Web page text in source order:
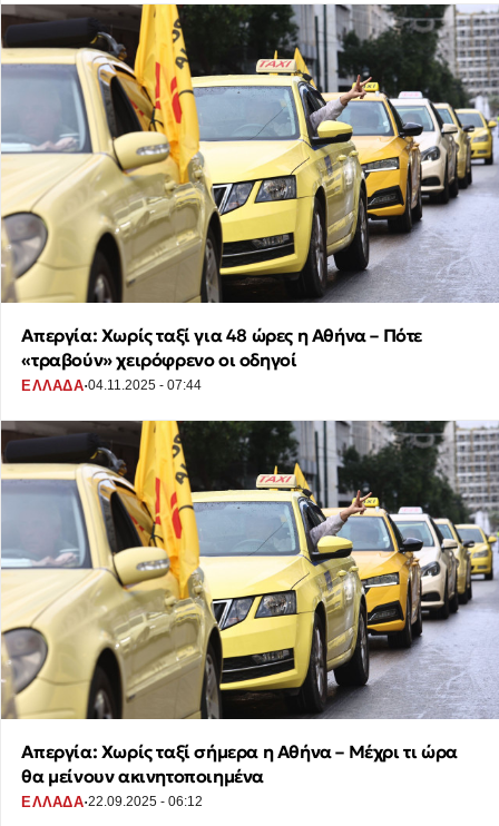
Απεργία: Χωρίς ταξί για 48 ώρες η Αθήνα – Πότε
«τραβούν» χειρόφρενο οι οδηγοί
ΕΛΛΑΔΑ·04.11.2025 - 07:44
Απεργία: Χωρίς ταξί σήμερα η Αθήνα – Μέχρι τι ώρα
θα μείνουν ακινητοποιημένα
ΕΛΛΑΔΑ·22.09.2025 - 06:12